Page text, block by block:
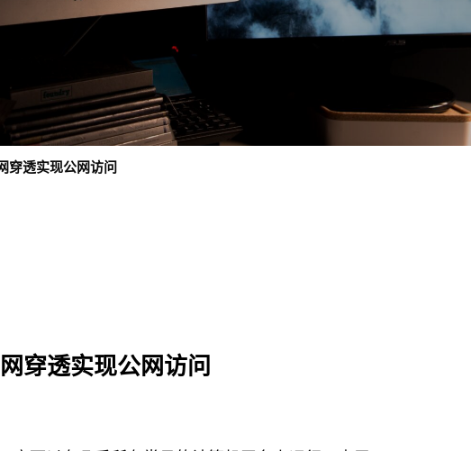
穿透实现公网访问
穿透实现公网访问